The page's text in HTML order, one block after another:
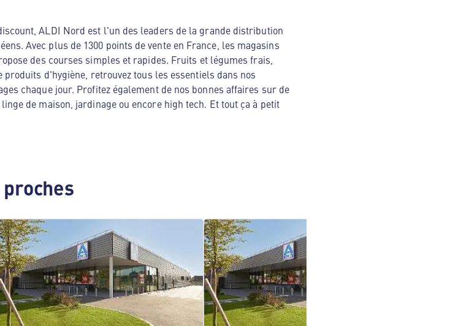
ALDI Nord est l'un des leaders de la grande distribution
Avec plus de 1300 points de vente en France, les magasins
des courses simples et rapides. Fruits et légumes frais,
d'hygiène, retrouvez tous les essentiels dans nos
chaque jour. Profitez également de nos bonnes affaires sur de
de maison, jardinage ou encore high tech. Et tout ça à petit